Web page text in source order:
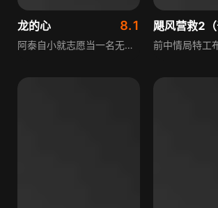
龙的心 8.1
阿泰自小就志愿当一名无拘无束的海员，可惜哥哥嘟嘟天生智力障碍，阿泰为照顾哥哥，一直没有实现心中梦想。天性无拘无束的阿泰在警局不受上司欢迎。在一次和上司顶撞后，阿泰愤然辞职。看到阿泰辞职，嘟嘟以为弟弟准备抛弃他，开始试着去自力更生。一天，他和邻家小孩玩游戏时，意外捡到了劫匪留下的珠宝。邻家小孩的哥哥贪财，将嘟嘟推下山边，抢走珠宝，岂料此时劫匪返回，阿泰闻讯赶来，一番打斗后将劫匪杀了。